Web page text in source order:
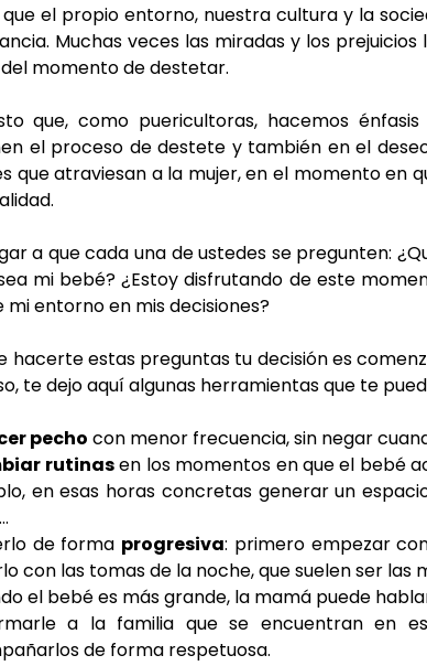
el propio entorno, nuestra cultura y la
Muchas veces las miradas y los
momento de destetar.
que, como puericultoras, hacemos
el proceso de destete y también en el
que atraviesan a la mujer, en el momento en
a que cada una de ustedes se pregunten:
mi bebé? ¿Estoy disfrutando de este
mi entorno en mis decisiones?
hacerte estas preguntas tu decisión es
te dejo aquí algunas herramientas que te
pecho con menor frecuencia, sin negar
rutinas en los momentos en que el bebé
en esas horas concretas generar un
de forma progresiva: primero empezar
con las tomas de la noche, que suelen ser las
el bebé es más grande, la mamá puede
de forma respetuosa.